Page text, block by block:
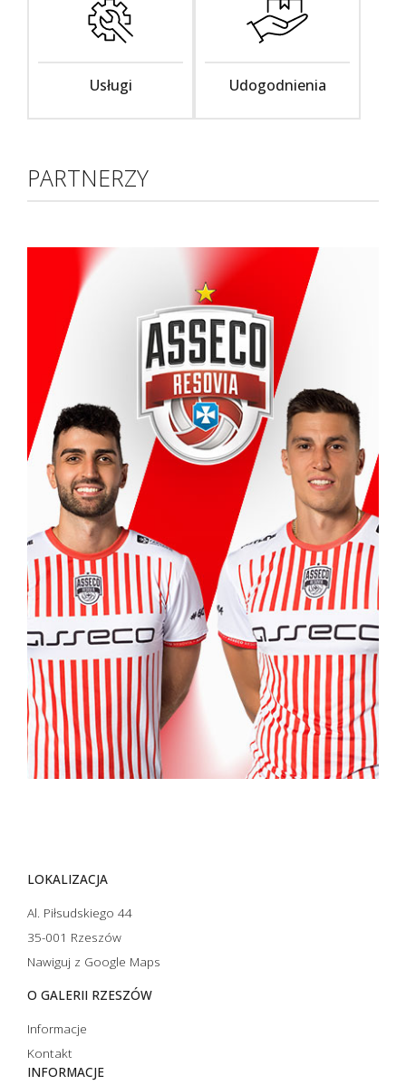
Usługi Udogodnienia
PARTNERZY
LOKALIZACJA
Al. Piłsudskiego 44
35-001 Rzeszów
Nawiguj z Google Maps
O GALERII RZESZÓW
Informacje
Kontakt
INFORMACJE